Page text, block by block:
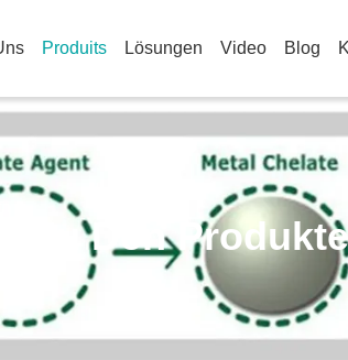
Produits Lösungen Video Blog
Zu Den